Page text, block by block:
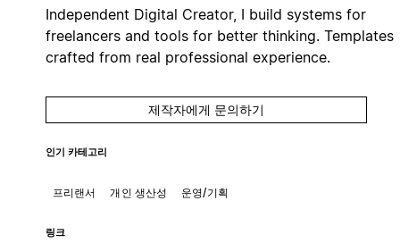
Independent Digital Creator, I build systems for
freelancers and tools for better thinking. Templates
crafted from real professional experience.
제작자에게 문의하기
인기 카테고리
프리랜서 개인 생산성 운영/기획
링크